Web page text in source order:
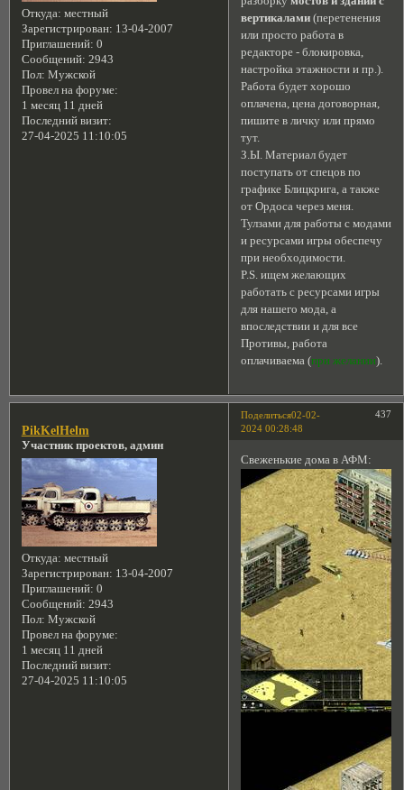
Откуда: местный
Зарегистрирован: 13-04-2007
Приглашений: 0
Сообщений: 2943
Пол: Мужской
Провел на форуме:
1 месяц 11 дней
Последний визит:
27-04-2025 11:10:05
вертикалами (перетенения
или просто работа в
редакторе - блокировка,
настройка этажности и пр.).
Работа будет хорошо
оплачена, цена договорная,
пишите в личку или прямо
тут.
З.Ы. Материал будет
поступать от спецов по
графике Блицкрига, а также
от Ордоса через меня.
Тулзами для работы с модами
и ресурсами игры обеспечу
при необходимости.
P.S. ищем желающих
работать с ресурсами игры
для нашего мода, а
впоследствии и для все
Противы, работа
оплачиваема (при желании).
Поделиться 437
02-02-
2024 00:28:48
PikKelHelm
Участник проектов, админ
Откуда: местный
Зарегистрирован: 13-04-2007
Приглашений: 0
Сообщений: 2943
Пол: Мужской
Провел на форуме:
1 месяц 11 дней
Последний визит:
27-04-2025 11:10:05
Свеженькие дома в АФМ: